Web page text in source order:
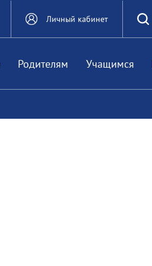
Личный кабинет
Родителям Учащимся